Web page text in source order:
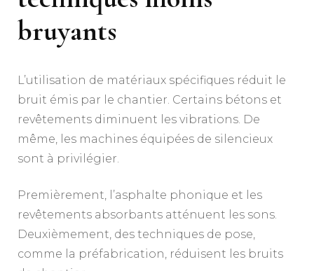
bruyants
L’utilisation de matériaux spécifiques réduit le
bruit émis par le chantier. Certains bétons et
revêtements diminuent les vibrations. De
même, les machines équipées de silencieux
sont à privilégier.
Premièrement, l’asphalte phonique et les
revêtements absorbants atténuent les sons.
Deuxièmement, des techniques de pose,
comme la préfabrication, réduisent les bruits